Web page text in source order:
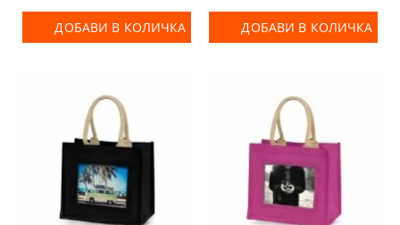
ДОБАВИ В КОЛИЧКА ДОБАВИ В КОЛИЧКА